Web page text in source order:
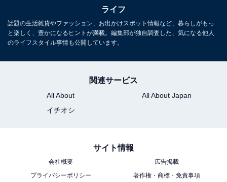
ライフ
話題の生活雑貨やファッション、お出かけスポット情報など、暮らしがもっ
と楽しく、豊かになるヒントが満載。編集部が独自調査した、気になる他人
のライフスタイル事情も公開しています。
関連サービス
All About
All About Japan
イチオシ
サイト情報
会社概要
広告掲載
プライバシーポリシー
著作権・商標・免責事項